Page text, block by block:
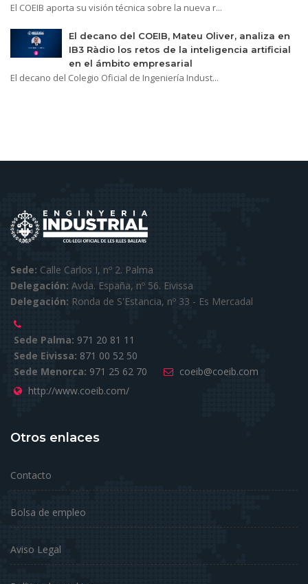
El COEIB aporta su visión técnica sobre la nueva r...
El decano del COEIB, Mateu Oliver, analiza en
IB3 Ràdio los retos de la inteligencia artificial
en el ámbito empresarial
El decano del Colegio Oficial de Ingeniería Indust...
Sede: Calle Carlos I, nº 2. Palma
Delegación: Avda. España, nº 56. Eivissa
Delegación: Ronda de S'Estancia, nº 33 - Es Mercadal
Sede Palma: 971 20 81 11
Sede Eivissa: 871 00 52 50
Sede Menorca: 971 25 62 70
coeib@coeib.com
http://www.coeib.com/
Otros enlaces
Contacto
Bolsa de empleo
Aviso Legal